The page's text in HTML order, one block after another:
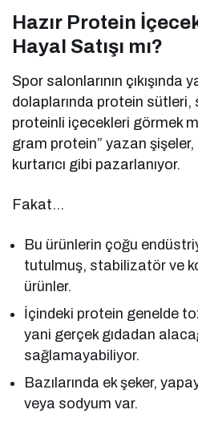
Hazır Protein
Hayal Satışı mı?
Spor salonlarının
dolaplarında protein sütleri,
proteinli içecekleri görmek
gram protein” yazan
kurtarıcı gibi pazarlanıyor.
Fakat…
Bu ürünlerin çoğu
tutulmuş, stabilizatör ve
ürünler.
İçindeki protein genelde
yani gerçek gıdadan
sağlamayabiliyor.
Bazılarında ek şeker,
veya sodyum var.